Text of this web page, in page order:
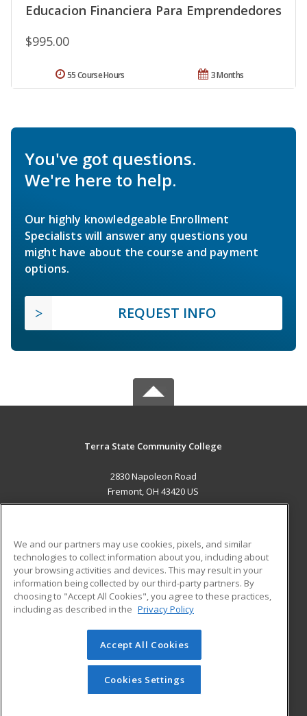
Educacion Financiera Para Emprendedores
$995.00
3 Months
55 Course Hours
You've got questions.
We're here to help.
Our highly knowledgeable Enrollment
Specialists will answer any questions you
might have about the course and payment
options.
REQUEST INFO
Terra State Community College
2830 Napoleon Road
Fremont, OH 43420 US
ADDITIONAL RESOURCES
Military
Financial Assistance
Help
Student Blog
© 2026 ed2go, a division of Cengage Learning. All rights
reserved. The material on this site cannot be reproduced or
redistributed unless you have obtained prior written
permission from Cengage Learning.Privacy Policy
We and our partners may use cookies, pixels, and similar
technologies to collect information about you, including about
your browsing activities and devices. This may result in your
information being collected by our third-party partners. By
choosing to "Accept All Cookies", you agree to these practices,
including as described in the Privacy Policy
Accept All Cookies
Cookies Settings